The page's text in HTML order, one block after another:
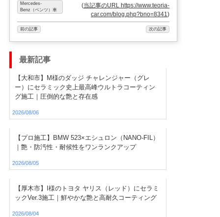
Mercedes-
Benz（ベンツ）車
(当記事のURL https://www.teoria-
car.com/blog.php?bno=8341 )
前の記事 次の記事
最新記事
【大和市】M様のダッジ チャレンジャー（グレ
ー）にセラミック史上最高峰ウルトラコーティン
グ施工｜圧倒的な艶と存在感
2026/08/06
【プロ施工】BMW 523×エシュロン（NANO-FIL）
｜艶・防汚性・耐候性をワンランクアップ
2026/08/05
【厚木市】I様のトヨタ ヤリス（レッド）にセラミ
ックVer.3施工｜鮮やかな艶と高耐久コーティング
2026/08/04